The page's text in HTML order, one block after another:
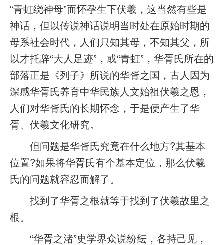
“青虹绕神母”而怀孕生下伏羲，这当然有些是
神话，但以传说神话说明当时处在原始时期的
母系社会时代，人们只知其母，不知其父，所
以才托辞“大人足迹”，或“青虹”，华胥氏所在的
部落正是《列子》所说的华胥之国，古人因为
深感华胥氏养育中华民族人文始祖伏羲之恩，
人们对华胥氏的长期怀念，于是便产生了华
胥、伏羲文化研究。
但问题是华胥氏究竟在什么地方?其基本
位置?如果将华胥氏有个基本定位，那么伏羲
氏的问题就容忍而解了。
找到了华胥之根就等于找到了伏羲故里之
根。
“华胥之渚”史学界众说纷纭，各持己见，